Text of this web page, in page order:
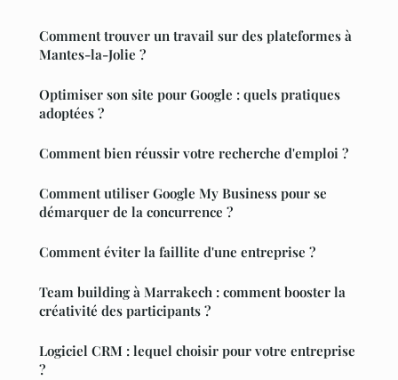
Comment trouver un travail sur des plateformes à
Mantes-la-Jolie ?
Optimiser son site pour Google : quels pratiques
adoptées ?
Comment bien réussir votre recherche d'emploi ?
Comment utiliser Google My Business pour se
démarquer de la concurrence ?
Comment éviter la faillite d'une entreprise ?
Team building à Marrakech : comment booster la
créativité des participants ?
Logiciel CRM : lequel choisir pour votre entreprise
?